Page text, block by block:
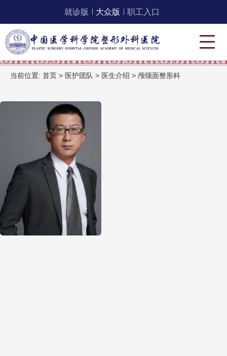
就诊版 大众版 职工入口
当前位置: 首页 > 医护团队 > 医生介绍 > 颅颌面整形科